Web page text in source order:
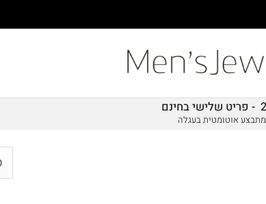
מתבצע אוטומטית בעגלה